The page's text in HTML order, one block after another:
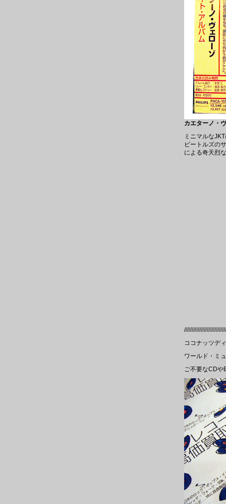
カエターノ・
ミニマルな
ビートルズの
による奇天烈
ココナッツデ
ワールド・ミ
ご不要なCDや